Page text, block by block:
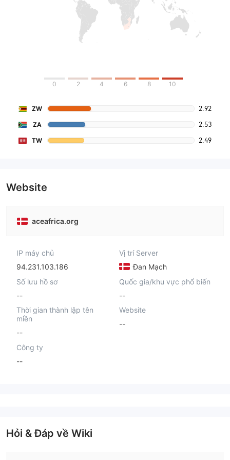
0 2 4 6 8 10
ZW 2.92
ZA 2.53
TW 2.49
Website
aceafrica.org
IP máy chủ
94.231.103.186
Vị trí Server
Đan Mạch
Số lưu hồ sơ
--
Quốc gia/khu vực phổ biến
--
Thời gian thành lập tên
miền
--
Website
--
Công ty
--
Hỏi & Đáp về Wiki